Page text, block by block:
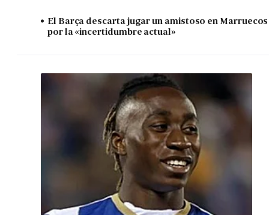
El Barça descarta jugar un amistoso en Marruecos
por la «incertidumbre actual»